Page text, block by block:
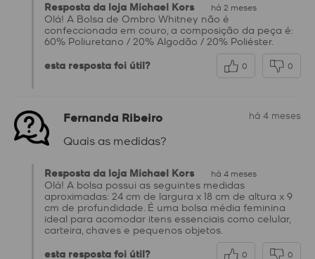
Resposta da loja Michael Kors há 2 meses
Olá! A Bolsa de Ombro Whitney não é
confeccionada em couro, a composição da peça é:
60% Poliuretano / 20% Algodão / 20% Poliéster.
esta resposta foi útil? 0 0
Fernanda Ribeiro há 4 meses
Quais as medidas?
Resposta da loja Michael Kors há 4 meses
Olá! A bolsa possui as seguintes medidas
aproximadas: 24 cm de largura x 18 cm de altura x 9
cm de profundidade. É uma bolsa média feminina
ideal para acomodar itens essenciais como celular,
carteira, chaves e pequenos objetos.
esta resposta foi útil? 0 0